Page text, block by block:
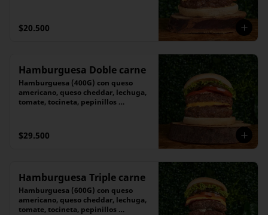
$20.500
Hamburguesa Doble carne
Hamburguesa (400G) con queso
americano, queso cheddar, lechuga,
tomate, tocineta, pepinillos
$29.500
Hamburguesa Triple carne
Hamburguesa (600G) con queso
americano, queso cheddar, lechuga,
tomate, tocineta, pepinillos